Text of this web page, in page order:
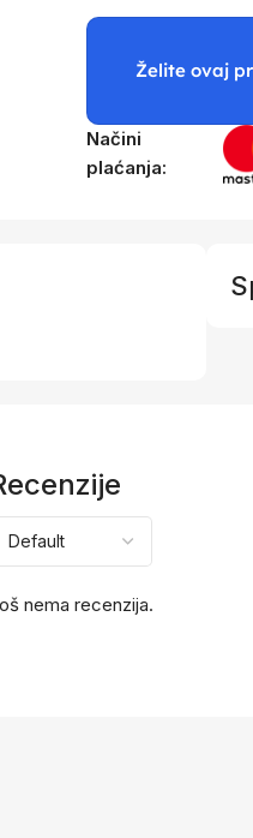
Želite ovaj
Načini
plaćanja:
nema recenzija.